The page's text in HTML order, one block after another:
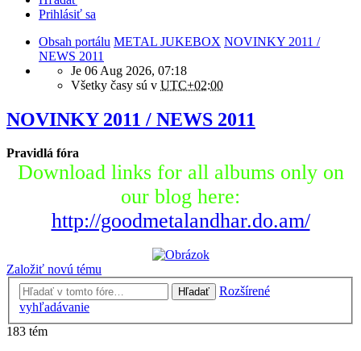
Prihlásiť sa
Obsah portálu METAL JUKEBOX NOVINKY 2011 /
NEWS 2011
Je 06 Aug 2026, 07:18
Všetky časy sú v UTC+02:00
NOVINKY 2011 / NEWS 2011
Pravidlá fóra
Download links for all albums only on
our blog here:
http://goodmetalandhar.do.am/
Založiť novú tému
Hľadať
Rozšírené
vyhľadávanie
183 tém